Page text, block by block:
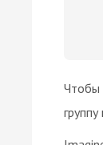
Чтобы
группу